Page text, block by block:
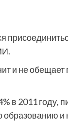
и не обещает
в 2011 году,
образованию